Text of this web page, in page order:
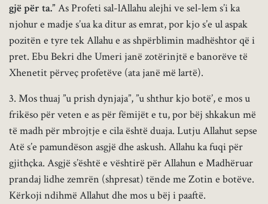
gjë për ta.” As Profeti sal-lAllahu alejhi ve sel-lem s’i ka
njohur e madje s’ua ka ditur as emrat, por kjo s’e ul aspak
pozitën e tyre tek Allahu e as shpërblimin madhështor që i
pret. Ebu Bekri dhe Umeri janë zotërinjtë e banorëve të
Xhenetit përveç profetëve (ata janë më lartë).
3. Mos thuaj ”u prish dynjaja”, ”u shthur kjo botë’, e mos u
frikëso për veten e as për fëmijët e tu, por bëj shkakun më
të madh për mbrojtje e cila është duaja. Lutju Allahut sepse
Atë s’e pamundëson asgjë dhe askush. Allahu ka fuqi për
gjithçka. Asgjë s’është e vështirë për Allahun e Madhëruar
prandaj lidhe zemrën (shpresat) tënde me Zotin e botëve.
Kërkoji ndihmë Allahut dhe mos u bëj i paaftë.